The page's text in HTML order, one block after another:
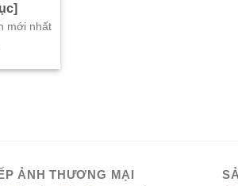
mới nhất
ẢNH THƯƠNG MẠI